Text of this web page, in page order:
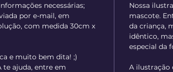
necessárias;
por e-mail, em
com medida 30cm x
e muito bem dita! ;)
te ajuda, entre em
Nossa
mascote.
da criança,
idêntico,
especial da
A ilustração